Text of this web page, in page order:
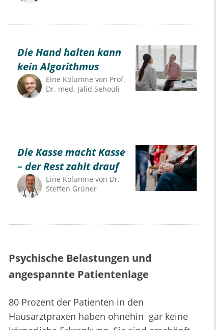
Die Hand halten kann
kein Algorithmus
Eine Kolumne von Prof.
Dr. med. Jalid Sehouli
Die Kasse macht Kasse
– der Rest zahlt drauf
Eine Kolumne von Dr.
Steffen Grüner
Psychische Belastungen und
angespannte Patientenlage
80 Prozent der Patienten in den
Hausarztpraxen haben ohnehin gar keine